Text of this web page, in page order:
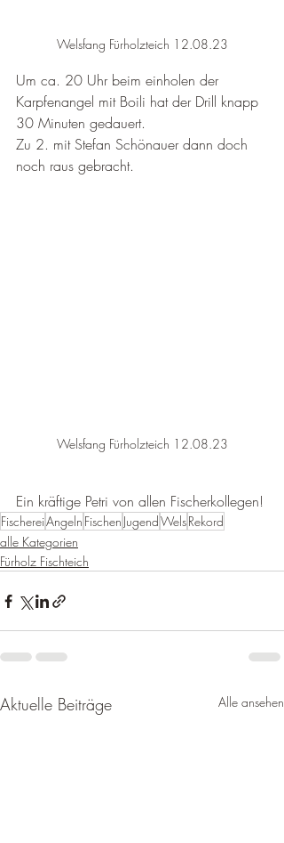
Welsfang Fürholzteich 12.08.23
Um ca. 20 Uhr beim einholen der
Karpfenangel mit Boili hat der Drill knapp
30 Minuten gedauert.
Zu 2. mit Stefan Schönauer dann doch
noch raus gebracht.
Welsfang Fürholzteich 12.08.23
Ein kräftige Petri von allen Fischerkollegen!
FischereiAngeln Fischen JugendWelsRekord
alle Kategorien
Fürholz Fischteich
Aktuelle Beiträge Alle ansehen